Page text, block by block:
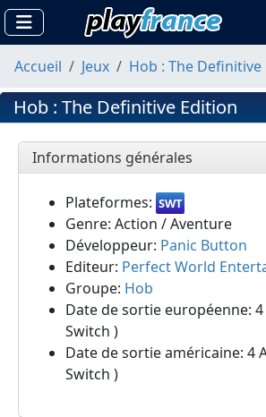
Accueil Jeux Hob : The Definitive
Hob : The Definitive Edition
Informations générales
Plateformes: SWT
Genre: Action / Aventure
Développeur: Panic Button
Editeur: Perfect World
Groupe: Hob
Date de sortie européenne: 4
Switch )
Date de sortie américaine: 4
Switch )